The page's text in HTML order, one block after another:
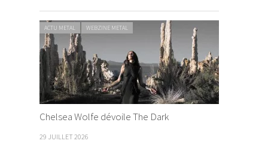
ACTU METAL WEBZINE METAL
Chelsea Wolfe dévoile The Dark
29 JUILLET 2026